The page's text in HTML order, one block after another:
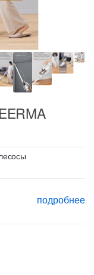
подробнее